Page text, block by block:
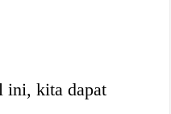
ini, kita dapat